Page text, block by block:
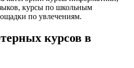
курсы по школьным
по увлечениям.
курсов в